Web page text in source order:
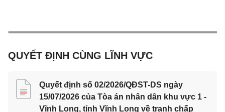
QUYẾT ĐỊNH CÙNG LĨNH VỰC
Quyết định số 02/2026/QĐST-DS ngày
15/07/2026 của Tòa án nhân dân khu vực 1 -
Vĩnh Long, tỉnh Vĩnh Long về tranh chấp